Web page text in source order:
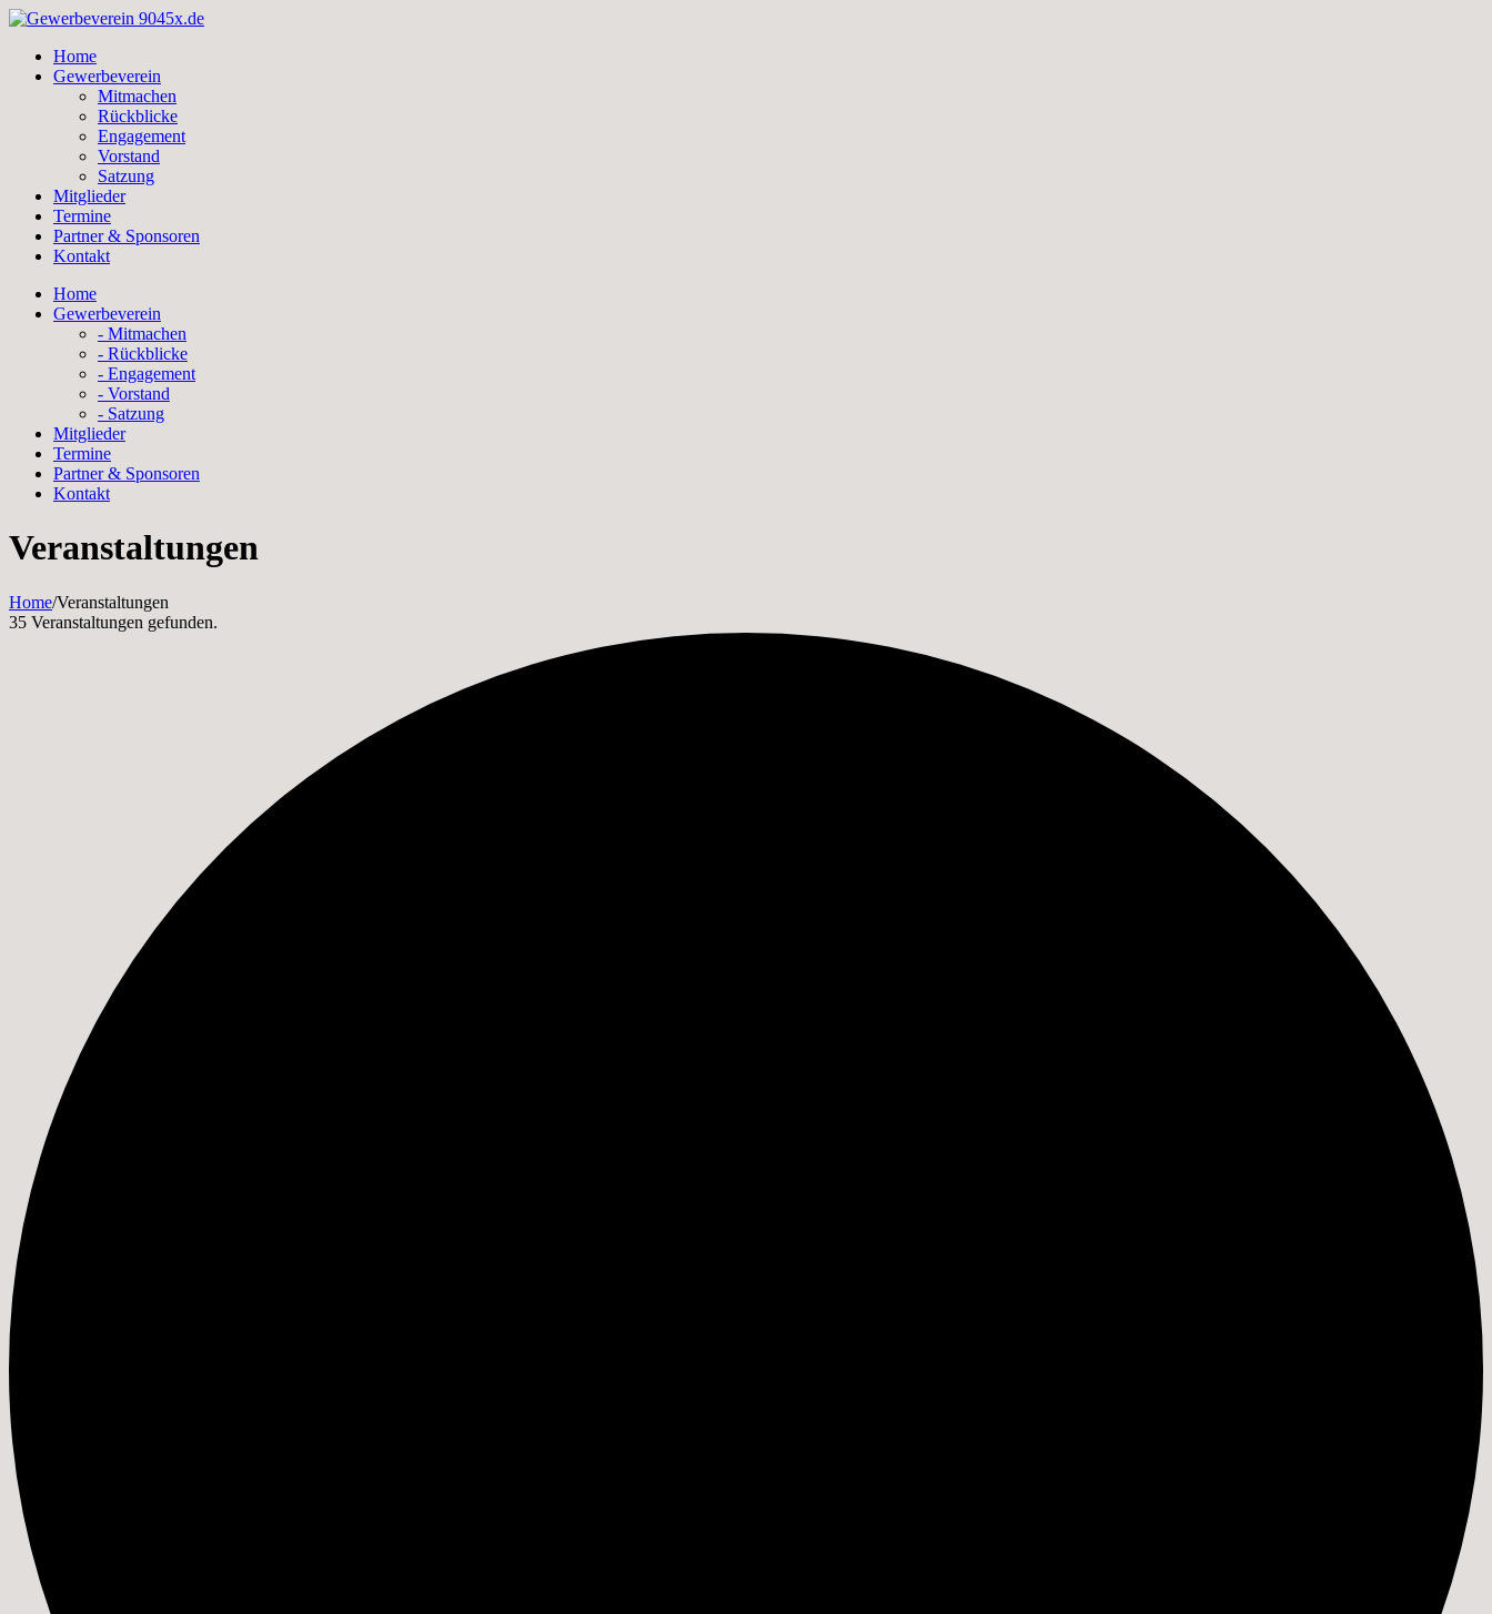
Skip
contentHome
Gewerbeverein
Mitmachen
Rückblicke
Engagement
Vorstand
Satzung
Mitglieder
Termine
Partner & Sponsoren
Kontakt
Home
Gewerbeverein
- Mitmachen
- Rückblicke
- Engagement
- Vorstand
- Satzung
Mitglieder
Termine
Partner & Sponsoren
Kontakt
Veranstaltungen
Home/Veranstaltungen
35 Veranstaltungen gefunden.